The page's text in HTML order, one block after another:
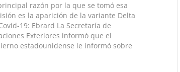
razón por la que se tomó esa
es la aparición de la variante Delta
19: Ebrard La Secretaría de
Exteriores informó que el
estadounidense le informó sobre